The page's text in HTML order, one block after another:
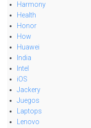
Harmony
Health
Honor
How
Huawei
India
Intel
iOS
Jackery
Juegos
Laptops
Lenovo